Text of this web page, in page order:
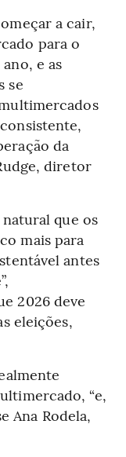
a cair,
para o
e as
se
da
diretor
que os
mais para
antes
2026 deve
eleições,
“e,
Ana Rodela,